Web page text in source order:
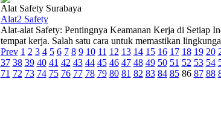
Alat Safety Surabaya
Alat2 Safety
Alat-alat Safety: Pentingnya Keamanan Kerja di Setiap
tempat kerja. Salah satu cara untuk memastikan
Prev 1 2 3 4 5 6 7 8 9 10 11 12 13 14 15 16 17 18 19 20
37 38 39 40 41 42 43 44 45 46 47 48 49 50 51 52 53 54
71 72 73 74 75 76 77 78 79 80 81 82 83 84 85 86 87 88